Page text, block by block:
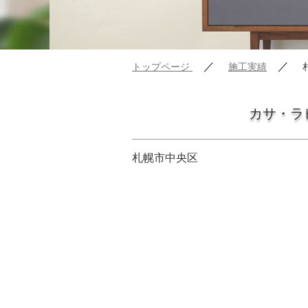
トップページ ／ 施工実績 ／
カサ・ラ
札幌市中央区